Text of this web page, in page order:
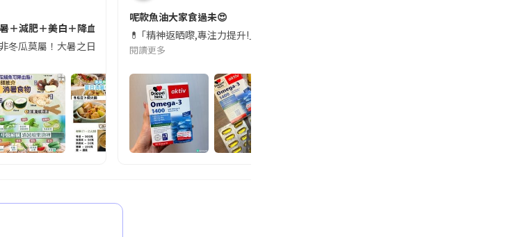
李中的行動電源。一名旅客日前在機場安檢時，明明攜帶的行動電源機身已標示「10000mAh」，卻仍被要求當場
＋減肥＋美白＋降血脂
冬瓜莫屬！大暑之日，點都要飲碗冬瓜湯消暑解渴！除了解暑，冬瓜仲有好多鮮為人知嘅好處：減肥、消水腫、降血
呢款魚油大家食過未😍
💊 ｢精神返晒嚟,專注力提升!｣ 長時間對住電腦､剪片寫稿,成日覺得眼睛乾澀､腦袋好似｢斷
閱讀更多